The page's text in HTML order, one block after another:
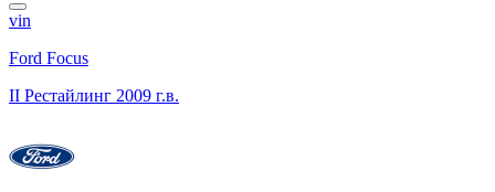
vin
Ford Focus
II Рестайлинг 2009 г.в.